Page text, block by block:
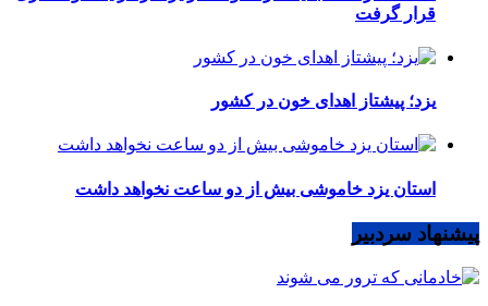
قرار گرفت
یزد؛ پیشتاز اهدای خون در کشور
استان یزد خاموشی بیش از دو ساعت نخواهد داشت
پیشنهاد سردبیر